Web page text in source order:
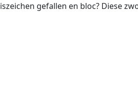
gefallen en bloc? Diese